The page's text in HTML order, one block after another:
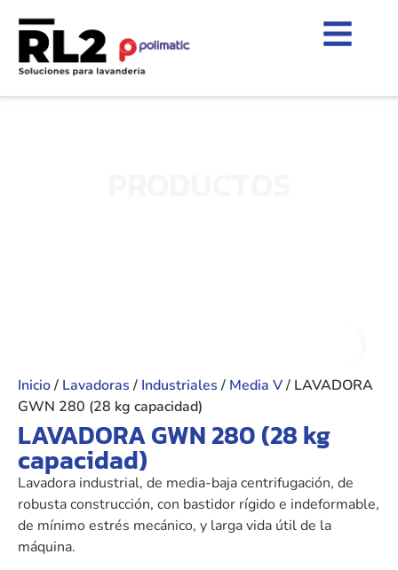
Inicio/ Lavadoras / Industriales / Media V/ LAVADORA
GWN 280 (28 kg capacidad)
LAVADORA GWN 280 (28 kg
capacidad)
Lavadora industrial, de media-baja centrifugación, de
robusta construcción, con bastidor rígido e indeformable,
de mínimo estrés mecánico, y larga vida útil de la
máquina.